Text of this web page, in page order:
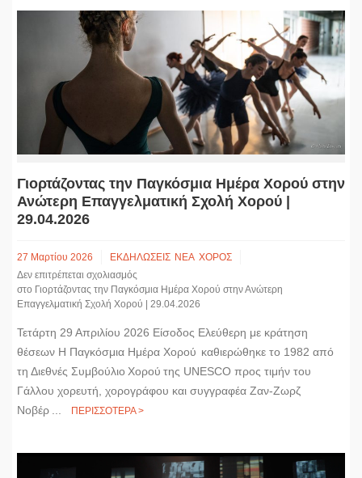
Γιορτάζοντας την Παγκόσμια Ημέρα Χορού στην
Ανώτερη Επαγγελματική Σχολή Χορού |
29.04.2026
27 Μαρτίου 2026 ΕΚΔΗΛΩΣΕΙΣ ΝΕΑ ΧΟΡΟΣ
Δεν επιτρέπεται σχολιασμός
στο Γιορτάζοντας την Παγκόσμια Ημέρα Χορού στην Ανώτερη
Επαγγελματική Σχολή Χορού | 29.04.2026
Τετάρτη 29 Απριλίου 2026 Είσοδος Ελεύθερη με κράτηση
θέσεων Η Παγκόσμια Ημέρα Χορού καθιερώθηκε το 1982 από
τη Διεθνές Συμβούλιο Χορού της UNESCO προς τιμήν του
Γάλλου χορευτή, χορογράφου και συγγραφέα Ζαν-Ζωρζ
Νοβέρ ...
ΠΕΡΙΣΣΟΤΕΡΑ >